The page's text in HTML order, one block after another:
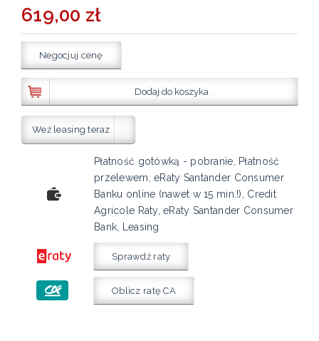
619,00 zł
Negocjuj cenę
Dodaj do koszyka
Weź leasing teraz
Płatność gotówką - pobranie, Płatność
przelewem, eRaty Santander Consumer
Banku online (nawet w 15 min.!), Credit
Agricole Raty, eRaty Santander Consumer
Bank, Leasing
Sprawdź raty
Oblicz ratę CA